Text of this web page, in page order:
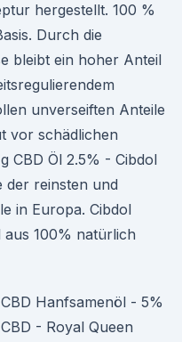
hergestellt. 100 %
Durch die
bleibt ein hoher Anteil
unverseiften Anteile
vor schädlichen
CBD Öl 2.5% - Cibdol
der reinsten und
in Europa. Cibdol
100% natürlich
CBD Hanfsamenöl - 5%
CBD - Royal Queen